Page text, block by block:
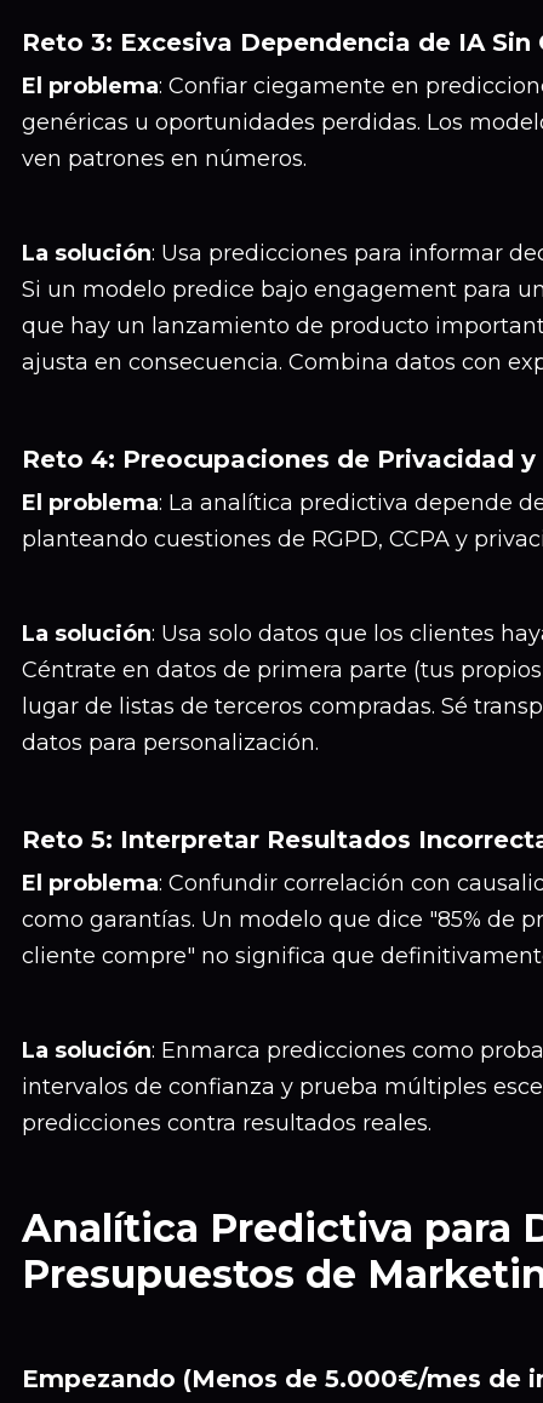
Reto 3: Excesiva Dependencia de IA
El problema: Confiar ciegamente en
genéricas u oportunidades perdidas. Los
ven patrones en números.
La solución: Usa predicciones para informar
Si un modelo predice bajo engagement para
que hay un lanzamiento de producto
ajusta en consecuencia. Combina datos con
Reto 4: Preocupaciones de Privacidad
El problema: La analítica predictiva depende
planteando cuestiones de RGPD, CCPA y
La solución: Usa solo datos que los clientes
Céntrate en datos de primera parte (tus
lugar de listas de terceros compradas. Sé
datos para personalización.
Reto 5: Interpretar Resultados
El problema: Confundir correlación con
como garantías. Un modelo que dice "85% de
cliente compre" no significa que
La solución: Enmarca predicciones como
intervalos de confianza y prueba múltiples
predicciones contra resultados reales.
Analítica Predictiva para
Presupuestos de
Empezando (Menos de 5.000€/mes de